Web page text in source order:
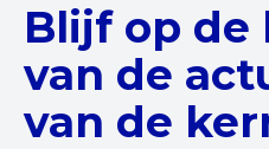
Blijf op de
van de
van de